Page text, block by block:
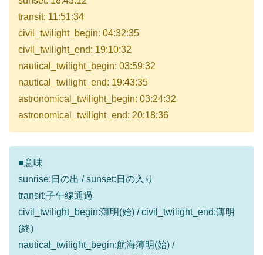
transit: 11:51:34
civil_twilight_begin: 04:32:35
civil_twilight_end: 19:10:32
nautical_twilight_begin: 03:59:32
nautical_twilight_end: 19:43:35
astronomical_twilight_begin: 03:24:32
astronomical_twilight_end: 20:18:36
■意味
sunrise:日の出 / sunset:日の入り
transit:子午線通過
civil_twilight_begin:薄明(始) / civil_twilight_end:薄明
(終)
nautical_twilight_begin:航海薄明(始) /